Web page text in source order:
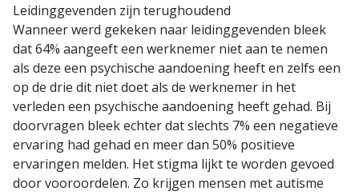
Leidinggevenden zijn terughoudend
Wanneer werd gekeken naar leidinggevenden bleek
dat 64% aangeeft een werknemer niet aan te nemen
als deze een psychische aandoening heeft en zelfs een
op de drie dit niet doet als de werknemer in het
verleden een psychische aandoening heeft gehad. Bij
doorvragen bleek echter dat slechts 7% een negatieve
ervaring had gehad en meer dan 50% positieve
ervaringen melden. Het stigma lijkt te worden gevoed
door vooroordelen. Zo krijgen mensen met autisme